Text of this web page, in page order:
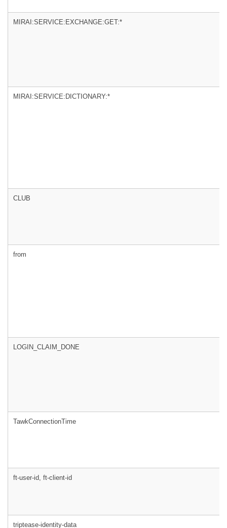
MIRAI:SERVICE:EXCHANGE:GET:*
MIRAI:SERVICE:DICTIONARY:*
CLUB
from
LOGIN_CLAIM_DONE
TawkConnectionTime
ft-user-id, ft-client-id
triptease-identity-data